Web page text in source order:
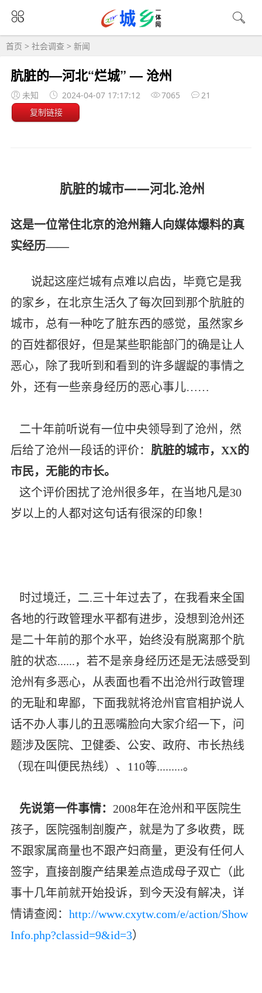
首页 > 社会调查 > 新闻
​​​​​​​肮脏的—河北“烂城” — 沧州
未知 2024-04-07 17:17:12 7065 21
复制链接
肮脏的城市——河北.沧州
这是一位常住北京的沧州籍人向媒体爆料的真
实经历——
说起这座烂城有点难以启齿，毕竟它是我
的家乡，在北京生活久了每次回到那个肮脏的
城市，总有一种吃了脏东西的感觉，虽然家乡
的百姓都很好，但是某些职能部门的确是让人
恶心，除了我听到和看到的许多龌龊的事情之
外，还有一些亲身经历的恶心事儿……
二十年前听说有一位中央领导到了沧州，然
后给了沧州一段话的评价： 肮脏的城市，XX的
市民，无能的市长。
这个评价困扰了沧州很多年，在当地凡是30
岁以上的人都对这句话有很深的印象！
时过境迁，二.三十年过去了，在我看来全国
各地的行政管理水平都有进步，没想到沧州还
是二十年前的那个水平，始终没有脱离那个肮
脏的状态......，若不是亲身经历还是无法感受到
沧州有多恶心，从表面也看不出沧州行政管理
的无耻和卑鄙，下面我就将沧州官官相护说人
话不办人事儿的丑恶嘴脸向大家介绍一下，问
题涉及医院、卫健委、公安、政府、市长热线
（现在叫便民热线）、110等.........。
先说第一件事情： 2008年在沧州和平医院生
孩子，医院强制剖腹产，就是为了多收费，既
不跟家属商量也不跟产妇商量，更没有任何人
签字，直接剖腹产结果差点造成母子双亡（此
事十几年前就开始投诉，到今天没有解决，详
情请查阅： http://www.cxytw.com/e/action/Show
Info.php?classid=9&id=3）